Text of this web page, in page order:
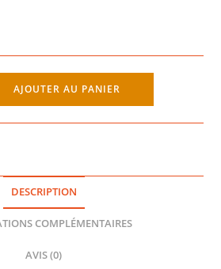
AJOUTER AU PANIER
DESCRIPTION
COMPLÉMENTAIRES
AVIS (0)